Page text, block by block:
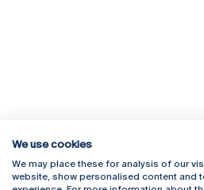
Rua Diogo Botelho 1327
4169-005 Porto
We use cookies
We may place these for analysis of our
website, show personalised content and